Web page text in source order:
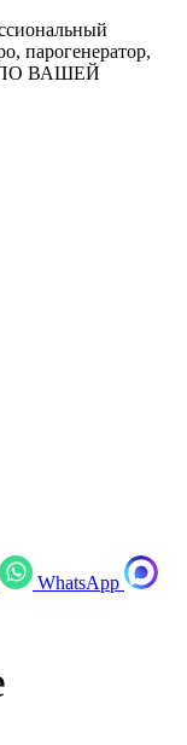
парогенератор,
ПО ВАШЕЙ
WhatsApp